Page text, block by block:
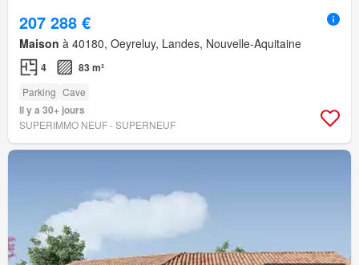
207 288 €
Maison à 40180, Oeyreluy, Landes, Nouvelle-Aquitaine
4 83 m²
Parking Cave
Il y a 30+ jours
SUPERIMMO NEUF - SUPERNEUF